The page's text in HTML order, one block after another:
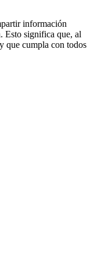
información
Esto significa que, al
que cumpla con todos